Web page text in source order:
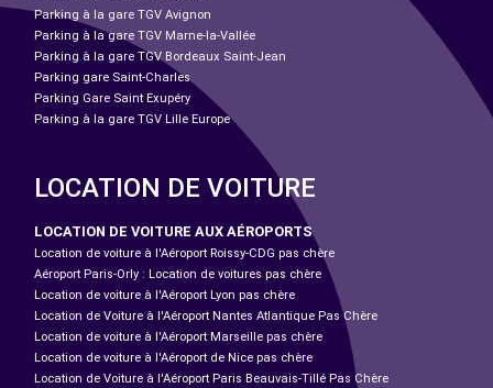
Parking à la gare TGV Avignon
Parking à la gare TGV Marne-la-Vallée
Parking à la gare TGV Bordeaux Saint-Jean
Parking gare Saint-Charles
Parking Gare Saint Exupéry
Parking à la gare TGV Lille Europe
LOCATION DE VOITURE
LOCATION DE VOITURE AUX AÉROPORTS
Location de voiture à l'Aéroport Roissy-CDG pas chère
Aéroport Paris-Orly : Location de voitures pas chère
Location de voiture à l'Aéroport Lyon pas chère
Location de Voiture à l'Aéroport Nantes Atlantique Pas Chère
Location de voiture à l'Aéroport Marseille pas chère
Location de voiture à l'Aéroport de Nice pas chère
Location de Voiture à l'Aéroport Paris Beauvais-Tillé Pas Chère